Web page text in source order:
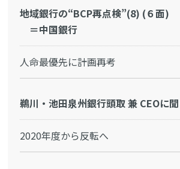
地域銀行の“BCP再点検”(8) (６面)
＝中国銀行
人命最優先に計画再考
鵜川・池田泉州銀行頭取 兼 CEOに
2020年度から反転へ